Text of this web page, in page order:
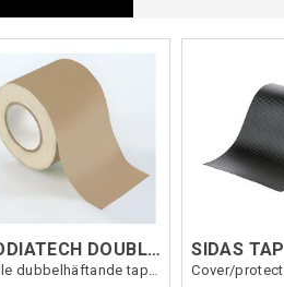
PODIATECH DOUBLE-SIDED ADHESH.TAPE Soft
Rulle dubbelhäftande tape 12,5cm x 50m